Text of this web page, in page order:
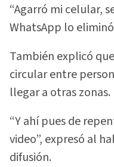
“Agarró mi celular,
WhatsApp lo
También explicó
circular entre
llegar a otras zonas.
“Y ahí pues de
video”, expresó al
difusión.